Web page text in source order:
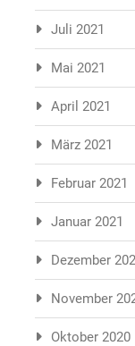
Juli 2021
Mai 2021
April 2021
März 2021
Februar 2021
Januar 2021
Dezember
November
Oktober 2020